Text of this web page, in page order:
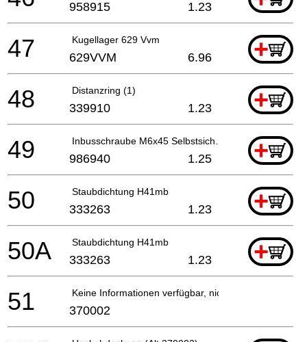
958915 1.23
Kugellager 629 Vvm +
47 629VVM 6.96
Distanzring (1) +
48 339910 1.23
Inbusschraube M6x45 Selbstsich. +
49 986940 1.25
Staubdichtung H41mb +
50 333263 1.23
Staubdichtung H41mb +
50A 333263 1.23
Keine Informationen verfügbar, nicht bestellbar
51 370002